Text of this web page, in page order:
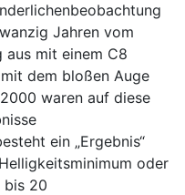
Jahren vom
aus mit einem C8
dem bloßen Auge
waren auf diese
ein „Ergebnis“
oder
bis 20